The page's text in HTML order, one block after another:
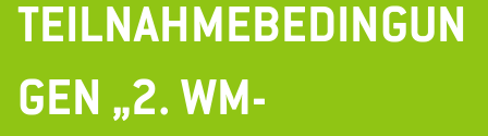
TEILNAHMEBEDINGUN
GEN „2. WM-